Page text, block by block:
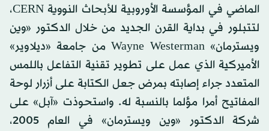
الماضي في المؤسسة الأوروبية للأبحاث النووية CERN،
لتتبلور في بداية القرن الجديد من خلال الدكتور «وين
ويسترمان» Wayne Westerman من جامعة «ديلاوير»
الأميركية الذي عمل على تطوير تقنية التفاعل باللمس
المتعدد جراء إصابته بمرض جعل الكتابة على أزرار لوحة
المفاتيح أمرا مؤلما بالنسبة له. واستحوذت «آبل» على
شركة الدكتور «وين ويسترمان» في العام 2005،